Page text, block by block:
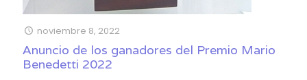
noviembre 8, 2022
Anuncio de los ganadores del Premio Mario
Benedetti 2022